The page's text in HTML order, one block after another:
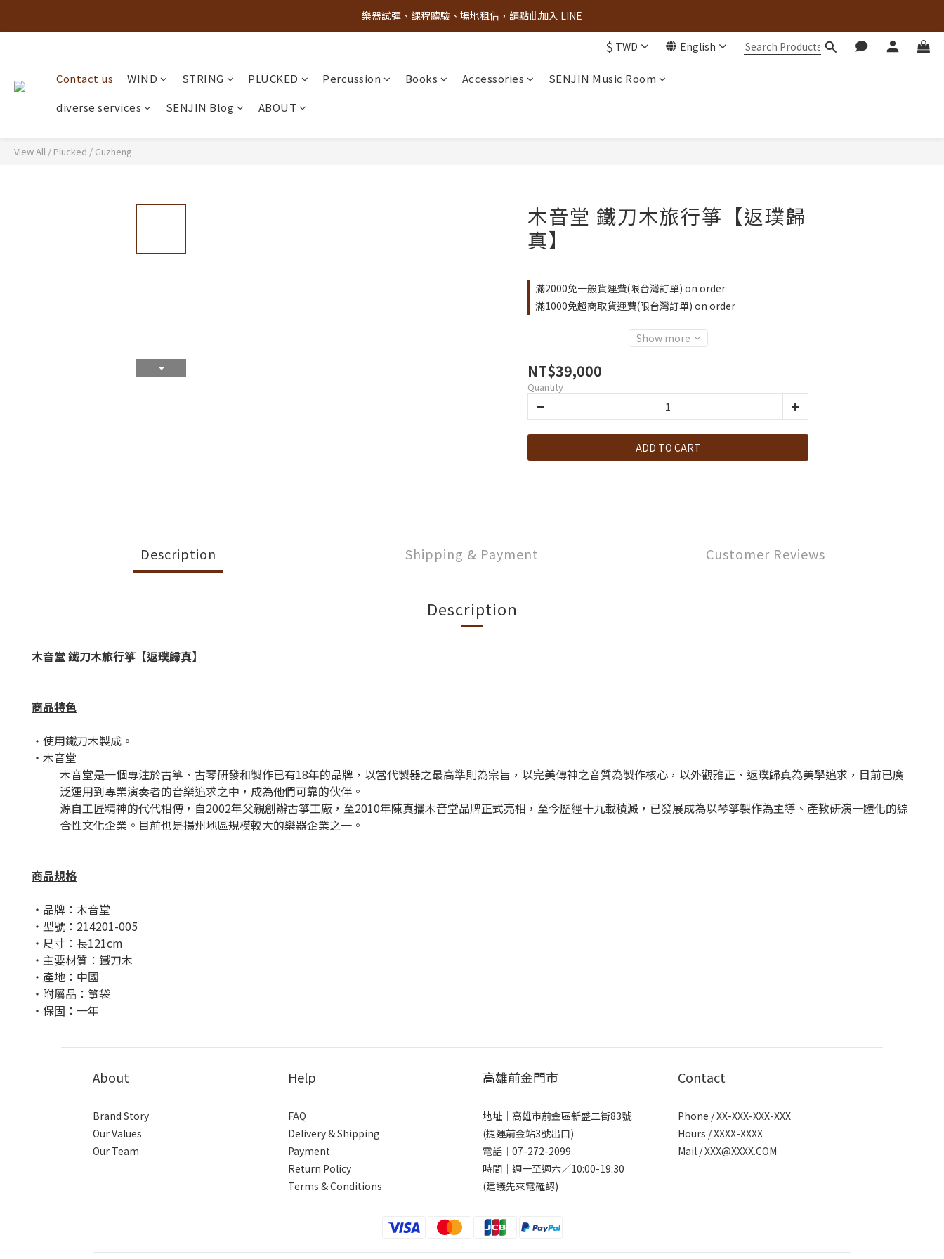
古亭門市 + 先進音樂教室週末假日皆有營業
樂器試彈、課程體驗、場地租借，請點此加入 LINE
$ TWD English
Contact us WIND STRING PLUCKED Percussion Books Accessories
SENJIN Music Room
diverse services
SENJIN Blog ABOUT
View All / Plucked / Guzheng
木音堂 鐵刀木旅行箏【返璞歸
真】
滿2000免一般貨運費(限台灣訂單) on order
滿1000免超商取貨運費(限台灣訂單) on order
Show more
NT$39,000
Quantity
ADD TO CART
Description Shipping & Payment Customer Reviews
Description
木音堂 鐵刀木旅行箏【返璞歸真】
商品特色
・使用鐵刀木製成。
・木音堂
木音堂是一個專注於古箏、古琴研發和製作已有18年的品牌，以當代製器之最高準則為宗旨，以完美傳神之音質為製作核心，以外觀雅正、返璞歸真為美學追求，目前已廣
泛運用到專業演奏者的音樂追求之中，成為他們可靠的伙伴。
源自工匠精神的代代相傳，自2002年父親創辦古箏工廠，至2010年陳真攜木音堂品牌正式亮相，至今歷經十九載積澱，已發展成為以琴箏製作為主導、產教研演一體化的綜
合性文化企業。目前也是揚州地區規模較大的樂器企業之一。
商品規格
・品牌：木音堂
・型號：214201-005
・尺寸：長121cm
・主要材質：鐵刀木
・產地：中國
・附屬品：箏袋
・保固：一年
About
Brand Story
Our Values
Our Team
Help
FAQ
Delivery & Shipping
Payment
Return Policy
Terms & Conditions
高雄前金門市
地址｜ 高雄市前金區新盛二街83號
(捷運前金站3號出口)
電話｜ 07-272-2099
時間｜週一至週六／10:00-19:30
(建議先來電確認)
Contact
Phone / XX-XXX-XXX-XXX
Hours / XXXX-XXXX
Mail /XXX@XXXX.COM